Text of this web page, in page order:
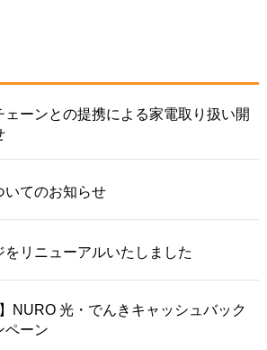
ェーンとの提携による家電取り扱い開
いてのお知らせ
をリニューアルいたしました
NURO 光・でんきキャッシュバック
ペーン